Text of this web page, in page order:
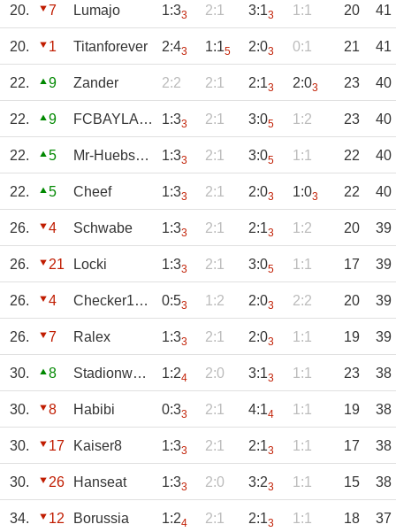
20. 7 Lumajo 1:33 2:1 3:13 1:1 20 41
20. 1 Titanforever 2:43 1:15 2:03 0:1 21 41
22. 9 Zander 2:2 2:1 2:13 2:03 23 40
22. 9 FCBAYLAND 1:33 2:1 3:05 1:2 23 40
22. 5 Mr-Huebschi 1:33 2:1 3:05 1:1 22 40
22. 5 Cheef 1:33 2:1 2:03 1:03 22 40
26. 4 Schwabe 1:33 2:1 2:13 1:2 20 39
26. 21 Locki 1:33 2:1 3:05 1:1 17 39
26. 4 Checker1904 0:53 1:2 2:03 2:2 20 39
26. 7 Ralex 1:33 2:1 2:03 1:1 19 39
30. 8 Stadionwurst 1:24 2:0 3:13 1:1 23 38
30. 8 Habibi 0:33 2:1 4:14 1:1 19 38
30. 17 Kaiser8 1:33 2:1 2:13 1:1 17 38
30. 26 Hanseat 1:33 2:0 3:23 1:1 15 38
34. 12 Borussia 1:24 2:1 2:13 1:1 18 37